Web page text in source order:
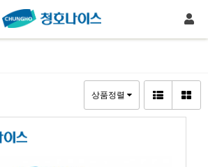
상품정렬